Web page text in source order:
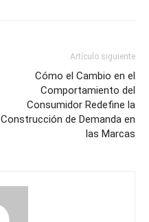
Artículo siguiente
Cómo el Cambio en el
Comportamiento del
Consumidor Redefine la
Construcción de Demanda en
las Marcas